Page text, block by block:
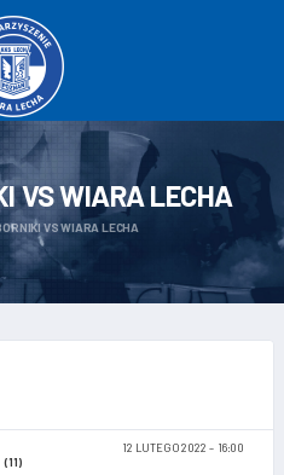
VS WIARA LECHA
VS WIARA LECHA
12 LUTEGO 2022
16:00
(11)